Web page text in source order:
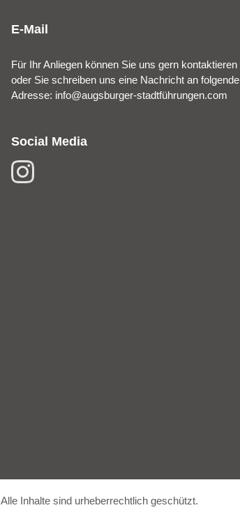
E-Mail
Für Ihr Anliegen können Sie uns gern kontaktieren
oder Sie schreiben uns eine Nachricht an folgende
Adresse: info@augsburger-stadtführungen.com
Social Media
Alle Inhalte sind urheberrechtlich geschützt.